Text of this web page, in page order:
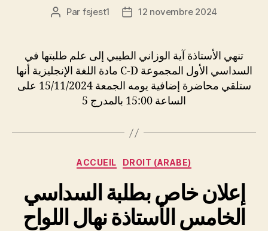
Auteur
Par fsjest1
Date12 novembre 2024
تنهي الأستاذة آية الوزاني الطيبي إلى علم طلبتها في
السداسي الأول المجموعة C-D مادة اللغة الإنجليزية أنها
ستلقي محاضرة إضافية يومه الجمعة 15/11/2024 على
الساعة 15:00 بالمدرج 5
Catégories
ACCUEIL DROIT (ARABE)
إعلان خاص بطلبة السداسي
الخامس الأستاذة نهال اللواح